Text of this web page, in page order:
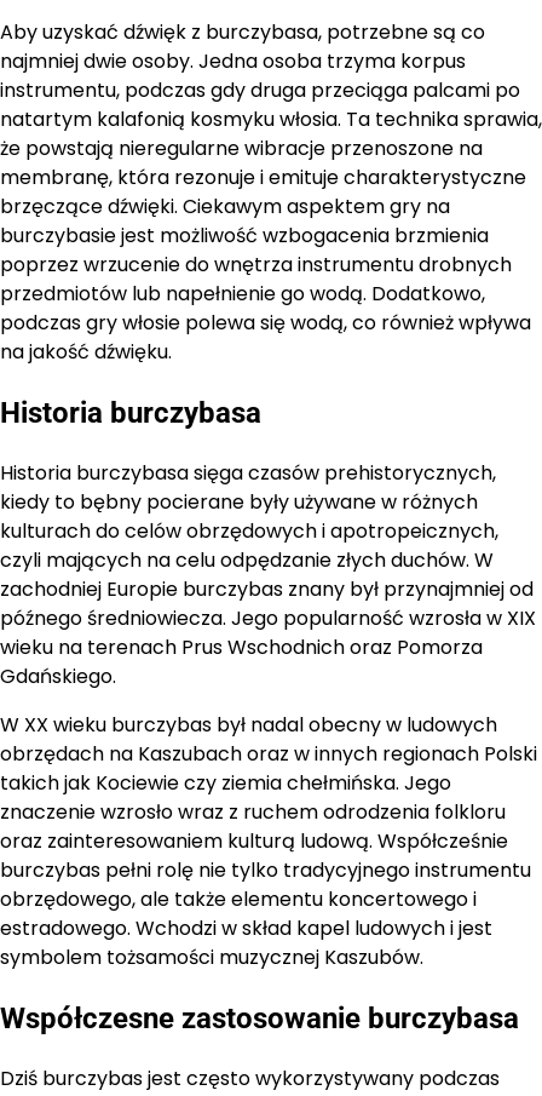
Aby uzyskać dźwięk z burczybasa, potrzebne są co
najmniej dwie osoby. Jedna osoba trzyma korpus
instrumentu, podczas gdy druga przeciąga palcami po
natartym kalafonią kosmyku włosia. Ta technika sprawia,
że powstają nieregularne wibracje przenoszone na
membranę, która rezonuje i emituje charakterystyczne
brzęczące dźwięki. Ciekawym aspektem gry na
burczybasie jest możliwość wzbogacenia brzmienia
poprzez wrzucenie do wnętrza instrumentu drobnych
przedmiotów lub napełnienie go wodą. Dodatkowo,
podczas gry włosie polewa się wodą, co również wpływa
na jakość dźwięku.
Historia burczybasa
Historia burczybasa sięga czasów prehistorycznych,
kiedy to bębny pocierane były używane w różnych
kulturach do celów obrzędowych i apotropeicznych,
czyli mających na celu odpędzanie złych duchów. W
zachodniej Europie burczybas znany był przynajmniej od
późnego średniowiecza. Jego popularność wzrosła w XIX
wieku na terenach Prus Wschodnich oraz Pomorza
Gdańskiego.
W XX wieku burczybas był nadal obecny w ludowych
obrzędach na Kaszubach oraz w innych regionach Polski
takich jak Kociewie czy ziemia chełmińska. Jego
znaczenie wzrosło wraz z ruchem odrodzenia folkloru
oraz zainteresowaniem kulturą ludową. Współcześnie
burczybas pełni rolę nie tylko tradycyjnego instrumentu
obrzędowego, ale także elementu koncertowego i
estradowego. Wchodzi w skład kapel ludowych i jest
symbolem tożsamości muzycznej Kaszubów.
Współczesne zastosowanie burczybasa
Dziś burczybas jest często wykorzystywany podczas